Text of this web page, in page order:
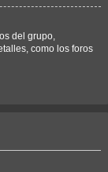
del grupo,
como los foros